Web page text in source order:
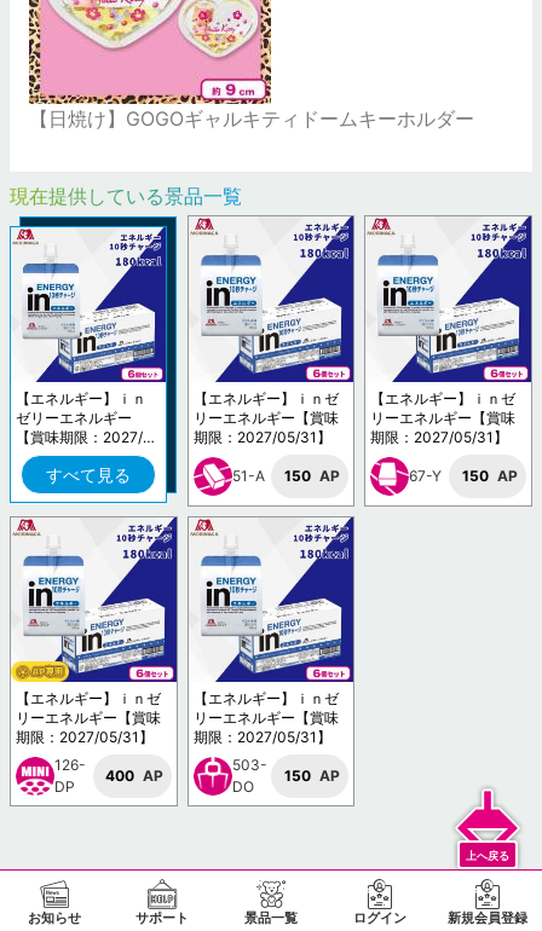
お知らせ サポート 景品一覧 ログイン 新規会員登録
【日焼け】GOGOギャルキティドームキーホルダー
現在提供している景品一覧
【エネルギー】ｉｎ
ゼリーエネルギー
【賞味期限：2027/0
5/31】
すべて見る
【エネルギー】ｉｎゼ
リーエネルギー【賞味
期限：2027/05/31】
51-A 150 AP
【エネルギー】ｉｎゼ
リーエネルギー【賞味
期限：2027/05/31】
67-Y 150 AP
【エネルギー】ｉｎゼ
リーエネルギー【賞味
期限：2027/05/31】
126-
DP
400 AP
【エネルギー】ｉｎゼ
リーエネルギー【賞味
期限：2027/05/31】
503-
DO
150 AP